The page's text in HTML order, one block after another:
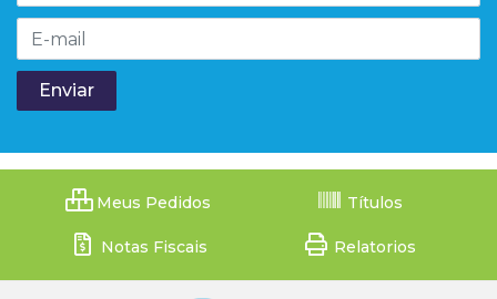
Meus Pedidos Títulos
Notas Fiscais Relatorios